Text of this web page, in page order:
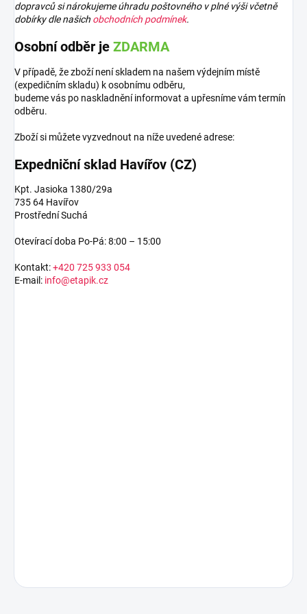
dopravců si nárokujeme úhradu poštovného v plné výši včetně
dobírky dle našich obchodních podmínek.
Osobní odběr je ZDARMA
V případě, že zboží není skladem na našem výdejním místě
(expedičním skladu) k osobnímu odběru,
budeme vás po naskladnění informovat a upřesníme vám termín
odběru.
Zboží si můžete vyzvednout na níže uvedené adrese:
Expedniční sklad Havířov (CZ)
Kpt. Jasioka 1380/29a
735 64 Havířov
Prostřední Suchá
Otevírací doba Po-Pá: 8:00 – 15:00
Kontakt:+420 725 933 054
E-mail: info@etapik.cz